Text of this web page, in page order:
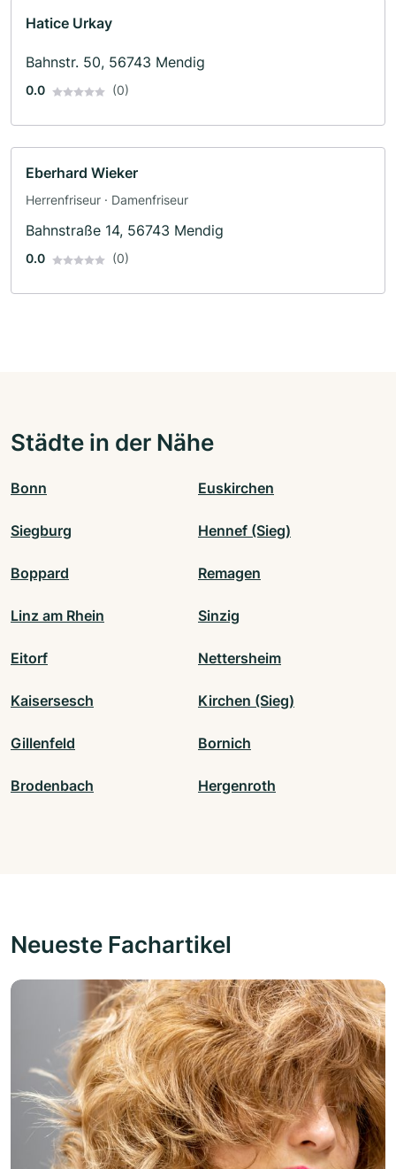
Hatice Urkay
Bahnstr. 50, 56743 Mendig
0.0 (0)
Eberhard Wieker
Herrenfriseur · Damenfriseur
Bahnstraße 14, 56743 Mendig
0.0 (0)
Städte in der Nähe
Bonn Euskirchen
Siegburg Hennef (Sieg)
Boppard Remagen
Linz am Rhein Sinzig
Eitorf Nettersheim
Kaisersesch Kirchen (Sieg)
Gillenfeld Bornich
Brodenbach Hergenroth
Neueste Fachartikel